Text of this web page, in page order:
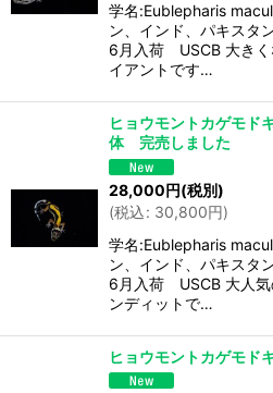
学名:Eublepharis
ン、インド、パキスタ
6月入荷 USCB 大きく
イアントです…
ヒョウモントカゲモ
体 完売しました
28,000円(税別)
(税込: 30,800円)
学名:Eublepharis
ン、インド、パキスタ
6月入荷 USCB 大人気
ンディットで…
ヒョウモントカゲモド